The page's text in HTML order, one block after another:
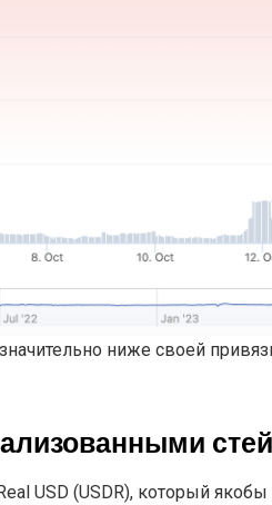
ниже своей
USD (USDR), который якобы